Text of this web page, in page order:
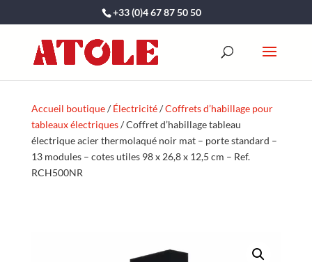
+33 (0)4 67 87 50 50
Accueil boutique/Électricité/Coffrets d’habillage pour
tableaux électriques/ Coffret d’habillage tableau
électrique acier thermolaqué noir mat – porte standard –
13 modules – cotes utiles 98 x 26,8 x 12,5 cm – Ref.
RCH500NR